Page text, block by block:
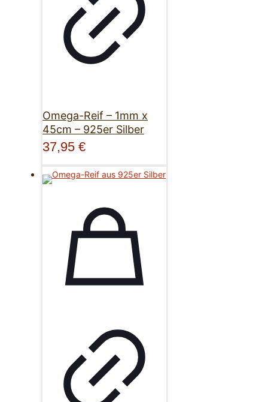
Omega-Reif – 1mm x
45cm – 925er Silber
37,95 €